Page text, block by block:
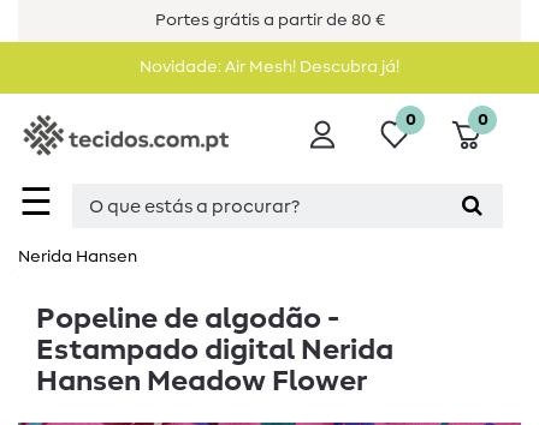
Portes grátis a partir de 80 €
Novidade: Air Mesh! Descubra já!
☰
0 0
Nerida Hansen
Popeline de algodão -
Estampado digital Nerida
Hansen Meadow Flower